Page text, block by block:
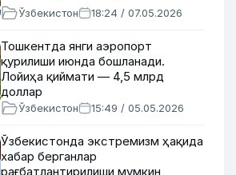
Ўзбекистон 18:24 / 07.05.2026
Тошкентда янги аэропорт
қурилиши июнда бошланади.
Лойиҳа қиймати — 4,5 млрд
доллар
Ўзбекистон 15:49 / 05.05.2026
Ўзбекистонда экстремизм ҳақида
хабар берганлар
рағбатлантирилиши мумкин